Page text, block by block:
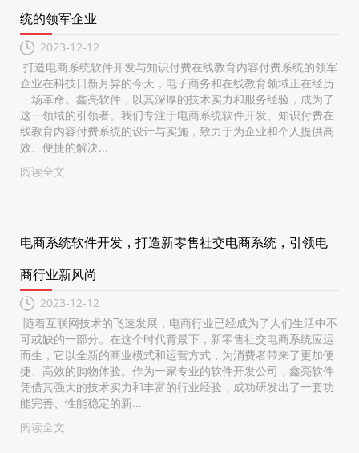
统的领军企业
2023-12-12
打造电商系统软件开发与知识付费在线教育内容付费系统的领军
企业在科技日新月异的今天，电子商务和在线教育领域正在经历
一场革命。鑫亮软件，以其深厚的技术实力和服务经验，成为了
这一领域的引领者。我们专注于电商系统软件开发、知识付费在
线教育内容付费系统的设计与实施，致力于为企业和个人提供高
效、便捷的解决...
阅读全文
电商系统软件开发，打造新零售社交电商系统，引领电
商行业新风尚
2023-12-12
随着互联网技术的飞速发展，电商行业已经成为了人们生活中不
可或缺的一部分。在这个时代背景下，新零售社交电商系统应运
而生，它以全新的商业模式和运营方式，为消费者带来了更加便
捷、高效的购物体验。作为一家专业的软件开发公司，鑫亮软件
凭借其强大的技术实力和丰富的行业经验，成功研发出了一套功
能完善、性能稳定的新...
阅读全文